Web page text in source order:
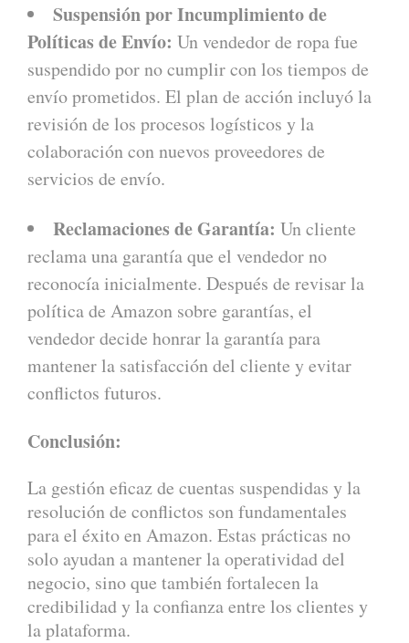
Suspensión por Incumplimiento de
Políticas de Envío: Un vendedor de ropa fue
suspendido por no cumplir con los tiempos de
envío prometidos. El plan de acción incluyó la
revisión de los procesos logísticos y la
colaboración con nuevos proveedores de
servicios de envío.
Reclamaciones de Garantía: Un cliente
reclama una garantía que el vendedor no
reconocía inicialmente. Después de revisar la
política de Amazon sobre garantías, el
vendedor decide honrar la garantía para
mantener la satisfacción del cliente y evitar
conflictos futuros.
Conclusión:
La gestión eficaz de cuentas suspendidas y la
resolución de conflictos son fundamentales
para el éxito en Amazon. Estas prácticas no
solo ayudan a mantener la operatividad del
negocio, sino que también fortalecen la
credibilidad y la confianza entre los clientes y
la plataforma.